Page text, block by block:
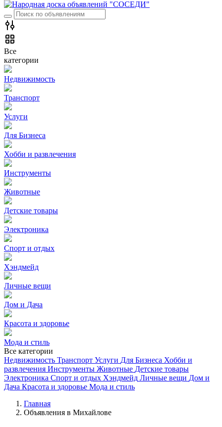
Все
категории
Недвижимость
Транспорт
Услуги
Для Бизнеса
Хобби и развлечения
Инструменты
Животные
Детские товары
Электроника
Спорт и отдых
Хэндмейд
Личные вещи
Дом и Дача
Красота и здоровье
Мода и стиль
Все категории
Недвижимость Транспорт Услуги Для Бизнеса Хобби и
развлечения Инструменты Животные Детские товары
Электроника Спорт и отдых Хэндмейд Личные вещи Дом и
Дача Красота и здоровье Мода и стиль
Главная
Объявления в Михайлове